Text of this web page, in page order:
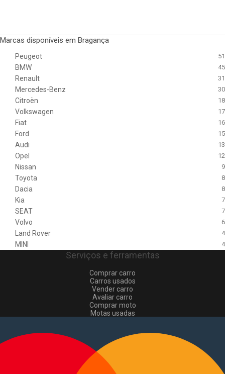
Marcas disponíveis em Bragança
Peugeot 51
BMW 45
Renault 31
Mercedes-Benz 30
Citroën 18
Volkswagen 17
Fiat 16
Ford 15
Audi 13
Opel 12
Nissan 9
Toyota 8
Dacia 8
Kia 7
SEAT 7
Volvo 6
Land Rover 4
MINI 4
Serviços e ferramentas
Comprar carro
Carros usados
Vender carro
Avaliar carro
Comprar moto
Motas usadas
Comerciais usados
Vender comerciais
Informações